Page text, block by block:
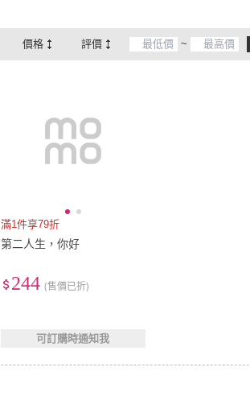
價格 評價 ~
滿1件享79折
第二人生，你好
244 (售價已折)
可訂購時通知我